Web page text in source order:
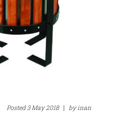
Posted3 May 2018 | byinan